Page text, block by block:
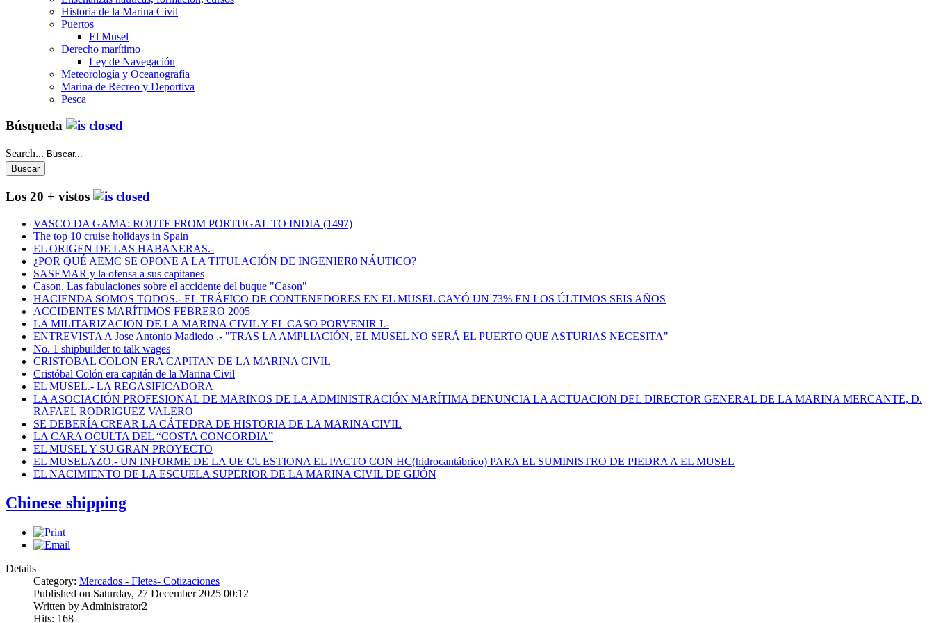
Historia de la Marina Civil
Puertos
El Musel
Derecho marítimo
Ley de Navegación
Meteorología y Oceanografía
Marina de Recreo y Deportiva
Pesca
Búsqueda
Search...
Los 20 + vistos
VASCO DA GAMA: ROUTE FROM PORTUGAL TO INDIA (1497)
The top 10 cruise holidays in Spain
EL ORIGEN DE LAS HABANERAS.-
¿POR QUÉ AEMC SE OPONE A LA TITULACIÓN DE INGENIER0 NÁUTICO?
SASEMAR y la ofensa a sus capitanes
Cason. Las fabulaciones sobre el accidente del buque "Cason"
HACIENDA SOMOS TODOS.- EL TRÁFICO DE CONTENEDORES EN EL MUSEL CAYÓ UN 73% EN LOS ÚLTIMOS SEIS AÑOS
ACCIDENTES MARÍTIMOS FEBRERO 2005
LA MILITARIZACION DE LA MARINA CIVIL Y EL CASO PORVENIR I.-
ENTREVISTA A Jose Antonio Madiedo .- "TRAS LA AMPLIACIÓN, EL MUSEL NO SERÁ EL PUERTO QUE ASTURIAS NECESITA"
No. 1 shipbuilder to talk wages
CRISTOBAL COLON ERA CAPITAN DE LA MARINA CIVIL
Cristóbal Colón era capitán de la Marina Civil
EL MUSEL.- LA REGASIFICADORA
LA ASOCIACIÓN PROFESIONAL DE MARINOS DE LA ADMINISTRACIÓN MARÍTIMA DENUNCIA LA ACTUACION DEL DIRECTOR GENERAL DE LA MARINA MERCANTE, D.
RAFAEL RODRIGUEZ VALERO
SE DEBERÍA CREAR LA CÁTEDRA DE HISTORIA DE LA MARINA CIVIL
LA CARA OCULTA DEL “COSTA CONCORDIA”
EL MUSEL Y SU GRAN PROYECTO
EL MUSELAZO.- UN INFORME DE LA UE CUESTIONA EL PACTO CON HC(hidrocantábrico) PARA EL SUMINISTRO DE PIEDRA A EL MUSEL
EL NACIMIENTO DE LA ESCUELA SUPERIOR DE LA MARINA CIVIL DE GIJÓN
Chinese shipping
Details
Category: Mercados - Fletes- Cotizaciones
Published on Saturday, 27 December 2025 00:12
Written by Administrator2
Hits: 168